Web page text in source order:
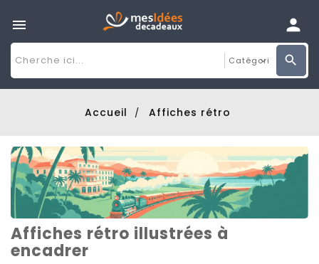

Accueil Affiches rétro
Affiches rétro illustrées à
encadrer